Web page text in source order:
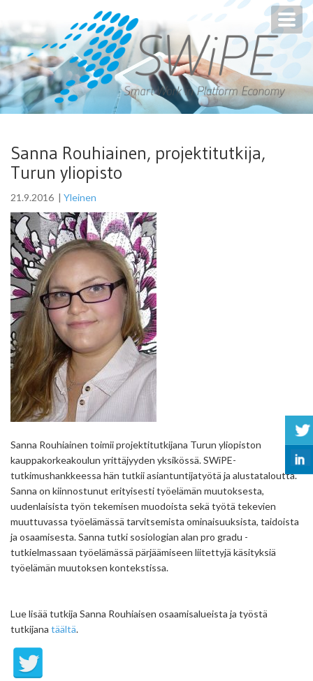
Sanna Rouhiainen, projektitutkija,
Turun yliopisto
21.9.2016 | Yleinen
Sanna Rouhiainen toimii projektitutkijana Turun yliopiston
kauppakorkeakoulun yrittäjyyden yksikössä. SWiPE-
tutkimushankkeessa hän tutkii asiantuntijatyötä ja alustataloutta.
Sanna on kiinnostunut erityisesti työelämän muutoksesta,
uudenlaisista työn tekemisen muodoista sekä työtä tekevien
muuttuvassa työelämässä tarvitsemista ominaisuuksista, taidoista
ja osaamisesta. Sanna tutki sosiologian alan pro gradu -
tutkielmassaan työelämässä pärjäämiseen liitettyjä käsityksiä
työelämän muutoksen kontekstissa.
Lue lisää tutkija Sanna Rouhiaisen osaamisalueista ja työstä
tutkijana täältä.